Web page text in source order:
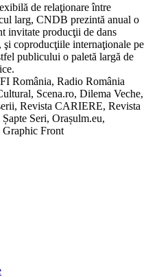
de relaţionare între
larg, CNDB prezintă anual o
invitate producţii de dans
şi coproducţiile internaţionale pe
publicului o paletă largă de
România, Radio România
Scena.ro, Dilema Veche,
Revista CARIERE, Revista
Seri, Orașulm.eu,
Front